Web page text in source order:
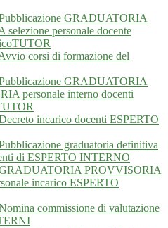
GRADUATORIA
personale docente
corsi di formazione del
GRADUATORIA
personale interno docenti
incarico docenti ESPERTO
graduatoria definitiva
di ESPERTO INTERNO
PROVVISORIA
incarico ESPERTO
commissione di valutazione